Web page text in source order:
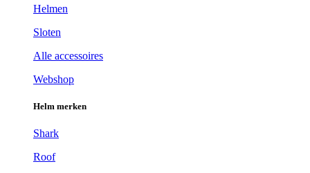
Helmen
Sloten
Alle accessoires
Webshop
Helm merken
Shark
Roof